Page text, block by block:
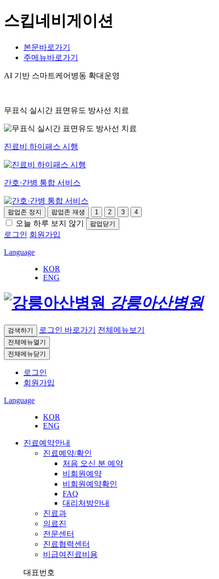
스킵네비게이션
본문바로가기
주메뉴바로가기
AI 기반 스마트케어병동 확대운영
무표식 실시간 표면유도 방사선 치료
진료비 하이패스 시행
간호·간병 통합 서비스
팝업존 정지 팝업존 재생 1 2 3 4
오늘 하루 보지 않기 팝업닫기
로그인 회원가입
Language
KOR
ENG
강릉아산병원
검색하기 로그인 바로가기 전체메뉴보기
전체메뉴열기
전체메뉴닫기
로그인
회원가입
Language
KOR
ENG
진료예약안내
진료예약/확인
처음 오신 분 예약
비회원예약
비회원예약확인
FAQ
대리처방안내
진료과
의료진
전문센터
진료협력센터
비급여진료비용
대표번호